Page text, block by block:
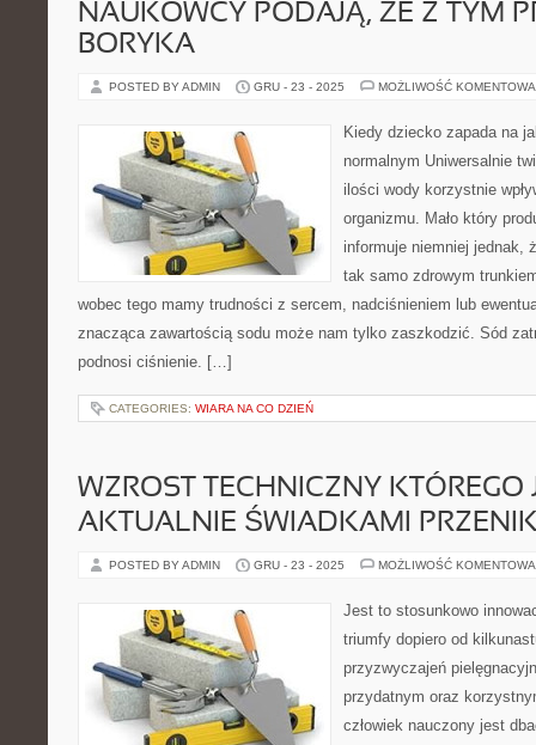
NAUKOWCY PODAJĄ, ŻE Z TYM
BORYKA
POSTED BY ADMIN GRU - 23 - 2025 MOŻLIWOŚĆ
Kiedy dziecko zapada na
normalnym Uniwersalnie
ilości wody korzystnie
organizmu. Mało który
informuje niemniej jednak,
tak samo zdrowym
wobec tego mamy trudności z sercem, nadciśnieniem lub
znacząca zawartością sodu może nam tylko zaszkodzić. Sód
podnosi ciśnienie. […]
CATEGORIES: WIARA NA CO DZIEŃ
WZROST TECHNICZNY KTÓREGO
AKTUALNIE ŚWIADKAMI
POSTED BY ADMIN GRU - 23 - 2025 MOŻLIWOŚĆ
Jest to stosunkowo
triumfy dopiero od
przyzwyczajeń
przydatnym oraz
człowiek nauczony jest